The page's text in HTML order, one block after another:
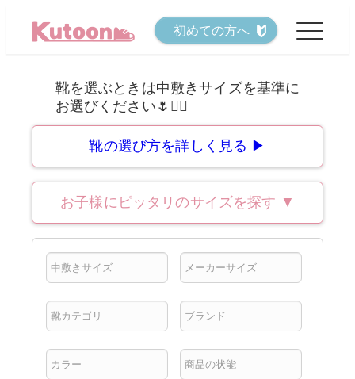
初めての方へ
靴の選び方を詳しく見る ▶
お子様にピッタリのサイズを探す ▼